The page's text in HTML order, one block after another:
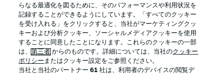
Official Partners
らなる最適化を図るために、そのパフォーマンスや利用状況を
記録することができるようにしています。「すべてのクッキー
を受け入れる」をクリックすると、当社がマーケティングクッ
キーおよび分析クッキー、ソーシャルメディアクッキーを使用
することに同意したことになります。これらのクッキーの一部
は、第三者 からのものです。詳細については、当社のクッキー
ポリシー またはクッキー設定をご参照ください。
当社と当社のパートナー61 社は、利用者のデバイスの閲覧デ